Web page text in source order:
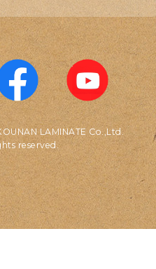
LAMINATE Co.,Ltd.
reserved.